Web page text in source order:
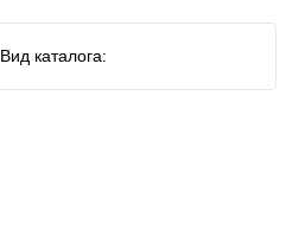
Вид каталога: